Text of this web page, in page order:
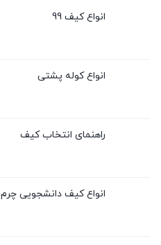
انواع کیف 99
انواع کوله پشتی
راهنمای انتخاب کیف
انواع کیف دانشجویی چرم